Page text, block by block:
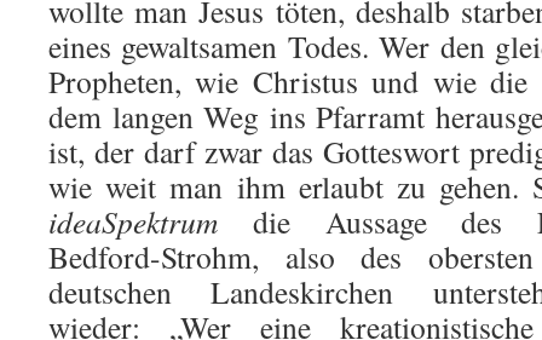
wollte man Jesus töten, deshalb
eines gewaltsamen Todes. Wer den
Propheten, wie Christus und wie
dem langen Weg ins Pfarramt
ist, der darf zwar das Gotteswort
wie weit man ihm erlaubt zu
ideaSpektrum die Aussage des
Bedford-Strohm, also des
deutschen Landeskirchen
wieder: „Wer eine